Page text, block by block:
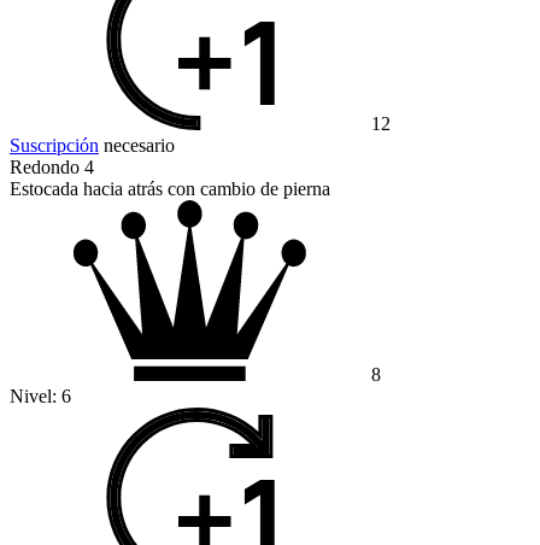
12
Suscripción necesario
Redondo 4
Estocada hacia atrás con cambio de pierna
8
Nivel: 6